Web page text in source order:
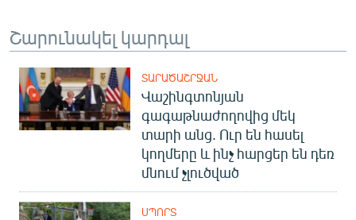
Շարունակել կարդալ
ՏԱՐԱԾԱՇՐՋԱՆ
Վաշինգտոնյան
գագաթնաժողովից մեկ
տարի անց. Ուր են հասել
կողմերը և ինչ հարցեր են դեռ
մնում չլուծված
ՍՊՈՐՏ